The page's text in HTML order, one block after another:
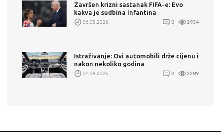
Završen krizni sastanak FIFA-e: Evo
kakva je sudbina Infantina
06.08.2026. 0 2934
Istraživanje: Ovi automobili drže cijenu i
nakon nekoliko godina
04.08.2026. 0 2289